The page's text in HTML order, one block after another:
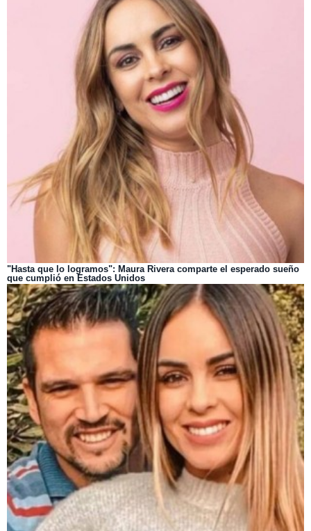
"Hasta que lo logramos": Maura Rivera comparte el esperado sueño
que cumplió en Estados Unidos